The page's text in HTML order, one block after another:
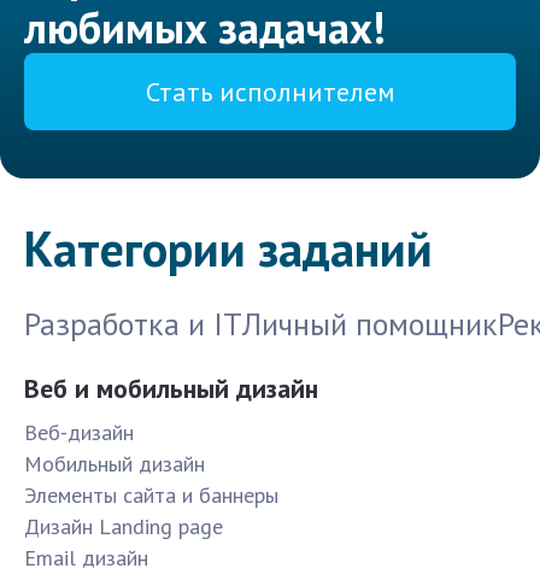
любимых задачах!
Стать исполнителем
Категории заданий
Разработка и ITЛичный помощник
Веб и мобильный дизайн
Веб-дизайн
Мобильный дизайн
Элементы сайта и баннеры
Дизайн Landing page
Email дизайн